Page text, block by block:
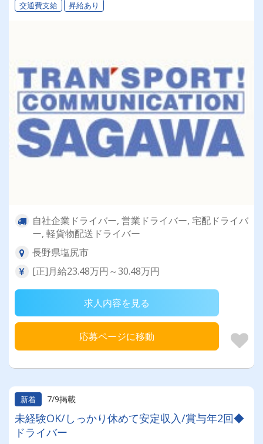
交通費支給 昇給あり
自社企業ドライバー, 営業ドライバー, 宅配ドライバ
ー, 軽貨物配送ドライバー
長野県塩尻市
[正]月給23.48万円～30.48万円
求人内容を見る
応募ページに移動
新着 7/9掲載
未経験OK/しっかり休めて安定収入/賞与年2回◆
ドライバー